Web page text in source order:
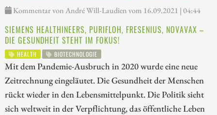
Kommentar von André Will-Laudien vom 16.09.2021 | 04:44
SIEMENS HEALTHINEERS, PURIFLOH, FRESENIUS, NOVAVAX –
DIE GESUNDHEIT STEHT IM FOKUS!
HEALTH BIOTECHNOLOGIE
Mit dem Pandemie-Ausbruch in 2020 wurde eine neue
Zeitrechnung eingeläutet. Die Gesundheit der Menschen
rückt wieder in den Lebensmittelpunkt. Die Politik sieht
sich weltweit in der Verpflichtung, das öffentliche Leben